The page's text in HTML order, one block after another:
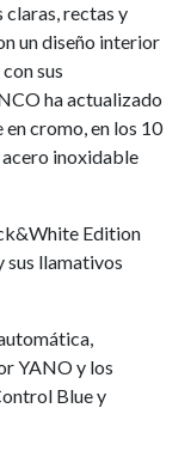
claras, rectas y
un diseño interior
sus
ha actualizado
cromo, en los 10
inoxidable
Edition
sus llamativos
YANO y los
Blue y